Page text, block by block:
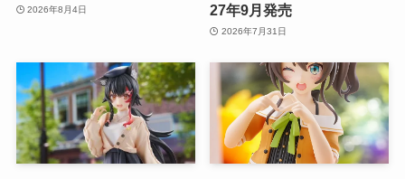
2026年8月4日
27年9月発売
2026年7月31日